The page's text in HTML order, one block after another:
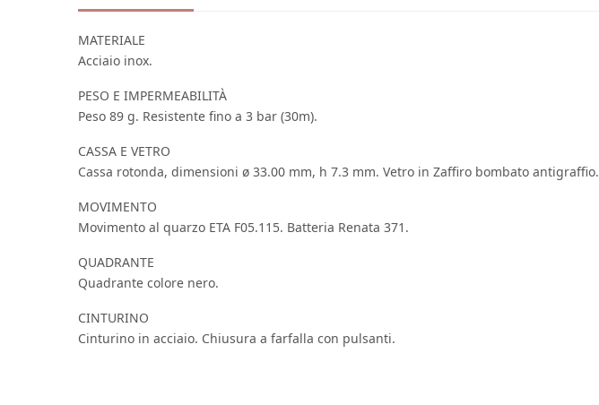
MATERIALE
Acciaio inox.
PESO E IMPERMEABILITÀ
Peso 89 g. Resistente fino a 3 bar (30m).
CASSA E VETRO
Cassa rotonda, dimensioni ø 33.00 mm, h 7.3 mm. Vetro in Zaffiro bombato antigraffio.
MOVIMENTO
Movimento al quarzo ETA F05.115. Batteria Renata 371.
QUADRANTE
Quadrante colore nero.
CINTURINO
Cinturino in acciaio. Chiusura a farfalla con pulsanti.